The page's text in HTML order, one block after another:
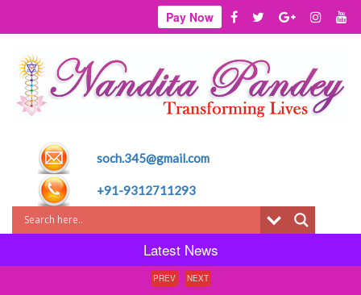
Pay Now
soch.345@gmail.com
+91-9312711293
Latest News
PREV NEXT